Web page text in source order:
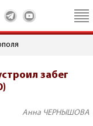
забег
Анна ЧЕРНЫШОВА